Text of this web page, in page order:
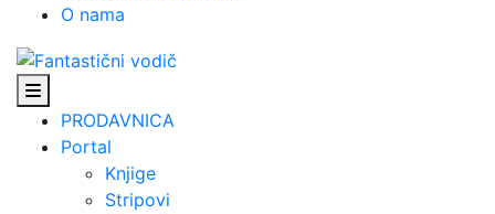
O nama
PRODAVNICA
Portal
Knjige
Stripovi